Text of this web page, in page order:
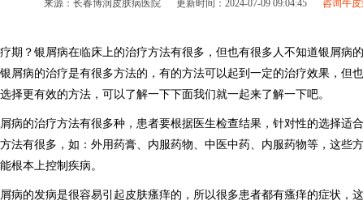
来源：长春博润皮肤病医院 更新时间：2024-07-09 09:04:45 咨询牛
期？银屑病在临床上的治疗方法有很多，但也有很多人不知道银屑病
屑病的治疗是有很多方法的，有的方法可以起到一定的治疗效果，但
择更有效的方法，可以了解一下下面我们就一起来了解一下吧。
病的治疗方法有很多种，患者要根据医生检查结果，针对性的选择适
法有很多，如：外用药膏、内服药物、中医中药、内服药物等，这些
根本上控制疾病。
病的发病是很容易引起皮肤瘙痒的，所以很多患者都有瘙痒的症状，